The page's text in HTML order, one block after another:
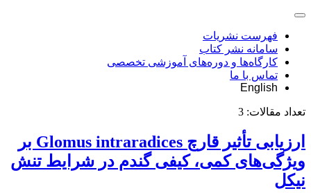
فهرست نشریات
سامانه نشر کتاب
کارگاه‌ها و دوره‌های آموزشی تخصصی
تماس با ما
English
تعداد مقالات: 3
ارزیابی تأثیر قارچ Glomus intraradices بر
ویژگی‌های کمی، کیفی گندم در شرایط تنش
نیکل